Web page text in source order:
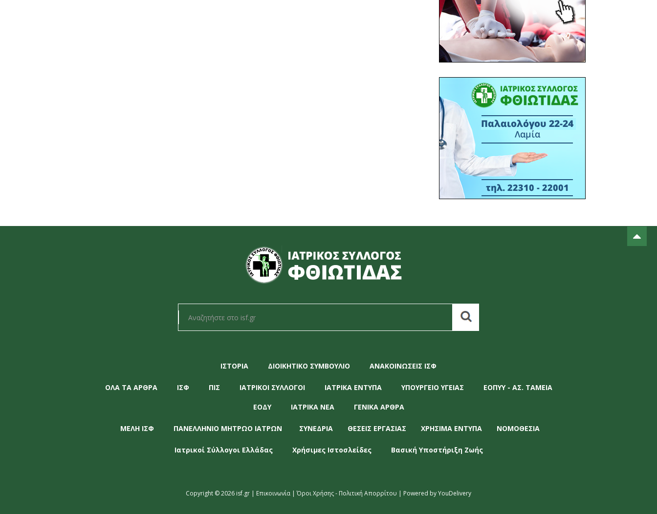
14:02 02/04
ΙΣ ΦΘΙΩΤΙΔΑΣ - ΚΟΙΝΟΠΟΙΗΣΗ
ΠΡΟΚΥΡΗΞΗΣ ΓΙΑ ΔΙΕΝΕΡΓΕΙΑ ΕΚΛΟΓΩΝ
ΓΙΑ ΑΝΑΠΛΗΡΩΣΗ ΜΕΛΟΥΣ
ΕΞΕΛΕΓΚΤΙΚΗΣ ΕΠΙΤΡΟΠΗΣ
11:03 30/03
πάνελ του Επιμελητηρίου
Φθιώτιδας στο STAR FORUM IV
15:38 13/03
ΙΣ ΦΘΙΩΤΙΔΑΣ - ΔΕΛΤΙΟ ΤΥΠΟΥ -
ΣΥΝΔΙΟΡΓΑΝΩΣΗ ΕΝΗΜΕΡΩΤΙΚΗΣ
ΕΚΔΗΛΩΣΗ ΙΣΦ ΜΕ ΠΟΛΙΤΙΣΤΙΚΟ
ΣΥΛΛΟΓΟ Μ. ΒΡΥΣΗΣ- 16-03-2026
ΑΙΘΟΥΣΑ ΠΟΛΛΑΠΛΩΝ ΧΡΗΣΕΩΝ Μ.
ΒΡΥΣΗΣ - ΩΡΑ 18:30Μ.Μ.
14:22 06/03
ΠΡΟΣΚΛΗΣ ΣΕ ΕΚΔΗΛΩΣΗ
ΙΣΤΟΡΙΑ ΔΙΟΙΚΗΤΙΚΟ ΣΥΜΒΟΥΛΙΟ ΑΝΑΚΟΙΝΩΣΕΙΣ ΙΣΦ
ΟΛΑ ΤΑ ΑΡΘΡΑ ΙΣΦ ΠΙΣ ΙΑΤΡΙΚΟΙ ΣΥΛΛΟΓΟΙ ΙΑΤΡΙΚΑ ΕΝΤΥΠΑ ΥΠΟΥΡΓΕΙΟ ΥΓΕΙΑΣ ΕΟΠΥΥ - ΑΣ. ΤΑΜΕΙΑ
ΕΟΔΥ ΙΑΤΡΙΚΑ ΝΕΑ ΓΕΝΙΚΑ ΑΡΘΡΑ
ΜΕΛΗ ΙΣΦ ΠΑΝΕΛΛΗΝΙΟ ΜΗΤΡΩΟ ΙΑΤΡΩΝ ΣΥΝΕΔΡΙΑ ΘΕΣΕΙΣ ΕΡΓΑΣΙΑΣ ΧΡΗΣΙΜΑ ΕΝΤΥΠΑ ΝΟΜΟΘΕΣΙΑ
Ιατρικοί Σύλλογοι Ελλάδας Χρήσιμες Ιστοσλείδες Βασική Υποστήριξη Ζωής
Copyright © 2026 isf.gr | Επικοινωνία |Όροι Χρήσης - Πολιτική Απορρίτου | Powered byYouDelivery